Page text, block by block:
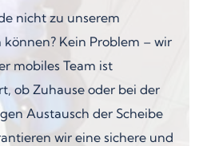
nicht zu unserem
Kein Problem – wir
mobiles Team ist
ob Zuhause oder bei der
Austausch der Scheibe
wir eine sichere und